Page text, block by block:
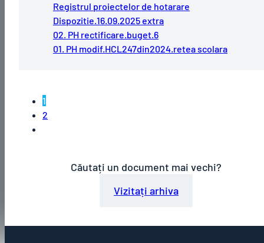
01. PH modif.HCL247din2024.retea scolara
02. PH rectificare.buget.6
Dispozitie.16.09.2025 extra
Registrul proiectelor de hotarare
1
2
Căutați un document mai vechi?
Vizitați arhiva